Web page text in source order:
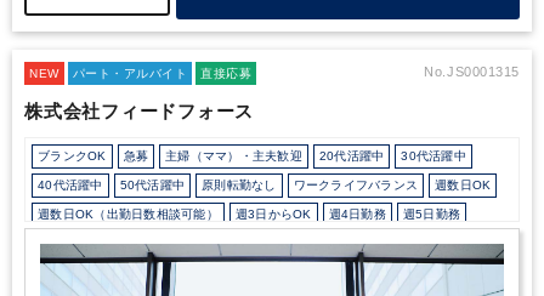
NEW パート・アルバイト 直接応募 No.JS0001315
株式会社フィードフォース
ブランクOK 急募 主婦（ママ）・主夫歓迎 20代活躍中 30代活躍中
40代活躍中 50代活躍中 原則転勤なし ワークライフバランス 週数日OK
週数日OK（出勤日数相談可能） 週3日からOK 週4日勤務 週5日勤務
時短勤務の相談OK 勤務開始時間の相談OK 勤務終了時間の相談OK 朝遅め
10時以降出社OK 定時早め 1日5時間以内でもOK